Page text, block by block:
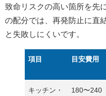
致命リスクの高い箇所を先
の配分では、再発防止に直
と失敗しにくいです。
項目 目安費用
キッチン・
180〜240